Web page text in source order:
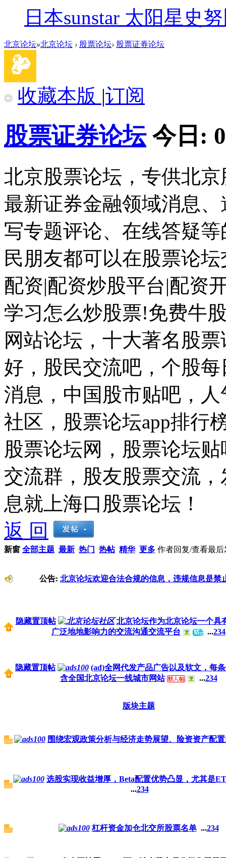
日本sunstar 太阳星史
北京论坛»北京论坛 › 股票论坛› 股票证券论坛
收藏本版 |订阅
股票证券论坛 今日: 0
北京股票论坛，专供北
最新证券金融领域消息
写专题评论、在线答疑
民朋友都可以在股票论
配资|配资炒股平台|配资
学习怎么炒股票!免费牛
网站论坛，十大著名股
好，股民交流吧，个股
消息，中国股市贴吧，
社区，股票论坛app排行
股票论坛网，股票论坛
交流群，股友股票交流
息就上海口股票论坛！
返 回
新窗 全部主题 最新 热门 热帖 精华 更多 作者回复/查看最后
公告: 北京论坛欢迎合法合规的信息，违规信息是禁
隐藏置顶帖
北京论坛作为北京论坛一个具
广泛地地影响力的交流沟通交流平台
...234
隐藏置顶帖
(ad)全网代发产品广告以及软文，每
含全国北京论坛一线城市网站
...234
版块主题
围绕宏观政策分析与经济走势展望、险资资产配
选股实现收益增厚，Beta配置优势凸显，尤其是
...234
杠杆资金加仓北交所股票名单 ...234